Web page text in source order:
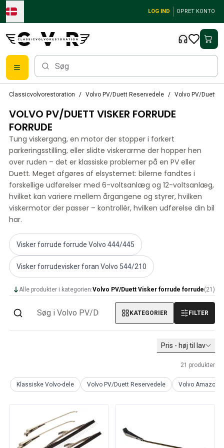
Skip to main content
LOG IND OPRET KONTO
Volvo PV/Duett Reservedele
Volvo PV/Duett bremsesystem
Volvo PV/Duett Brændstof/udstødningssystem
Volvo PV/Duett Elektrisk udstyr
Volvo PV/Duett Forhjulsaffjedring
Volvo PV/Duett Interiørdele
Volvo PV/Duett Karrosseridele
Volvo PV/Duett Gearkasse/baghjulsaffjedring
Volvo PV/Duett Kølesystem
Volvo PV/Duett motordele
Volvo PV/Duett Diverse
Volvo PV/Duett motor gashåndtag
Volvo PV/Duett Varme/friskluft
Volvo PV/Duett fælge/navkapsler
Volvo Amazon reservedele
Volvo Amazon Karrosseridele
Volvo Amazon Kølesystem
Volvo Amazon Elektrisk udstyr
Volvo Amazon Forhjulsaffjedring
Volvo Amazon Interiørdele
Volvo Amazon Transmission/baghjulsaffjedring
Volvo Amazon Diverse dele
Volvo Amazon fælge/navkapsler
Classicvolvorestoration Volvo PV/Duett Reservedele Volvo PV/Duett
VOLVO PV/DUETT VISKER FORRUDE
FORRUDE
Tung viskergang, en motor der stopper i forkert
parkeringsstilling, eller slidte viskerarme der hopper hen
over ruden – det er klassiske problemer på en PV eller
Duett. Meget afgøres af elsystemet: bilerne fandtes i
forskellige udførelser med 6-voltsanlæg og 12-voltsanlæg,
hvilket kan variere mellem årgangene og styrer, hvilken
viskermotor der passer – kontrollér, hvilken udførelse din bil
har.
Visker forrude forrude Volvo 444/445
Visker forrudevisker foran Volvo 544/210
Alle produkter i kategorien:Volvo PV/Duett Visker forrude forrude(21 )
KATEGORIER FILTER
Pris - høj til lav
21 produkter
Klassiske Volvo-dele Volvo PV/Duett Reservedele Volvo Amazon